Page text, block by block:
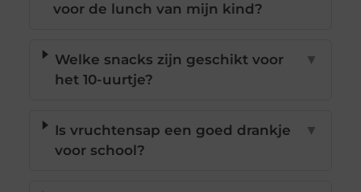
voor de lunch van mijn kind?
Welke snacks zijn geschikt voor
het 10-uurtje?
▼
Is vruchtensap een goed drankje
voor school?
▼